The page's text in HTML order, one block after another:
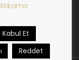
takip
Et
Reddet